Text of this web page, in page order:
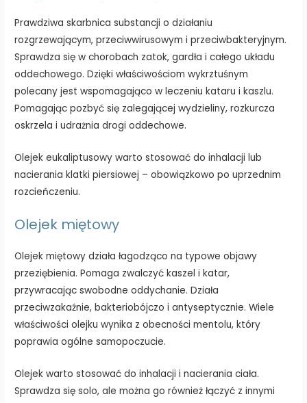
Prawdziwa skarbnica substancji o działaniu
rozgrzewającym, przeciwwirusowym i przeciwbakteryjnym.
Sprawdza się w chorobach zatok, gardła i całego układu
oddechowego. Dzięki właściwościom wykrztuśnym
polecany jest wspomagająco w leczeniu kataru i kaszlu.
Pomagając pozbyć się zalegającej wydzieliny, rozkurcza
oskrzela i udrażnia drogi oddechowe.
Olejek eukaliptusowy warto stosować do inhalacji lub
nacierania klatki piersiowej – obowiązkowo po uprzednim
rozcieńczeniu.
Olejek miętowy
Olejek miętowy działa łagodząco na typowe objawy
przeziębienia. Pomaga zwalczyć kaszel i katar,
przywracając swobodne oddychanie. Działa
przeciwzakaźnie, bakteriobójczo i antyseptycznie. Wiele
właściwości olejku wynika z obecności mentolu, który
poprawia ogólne samopoczucie.
Olejek warto stosować do inhalacji i nacierania ciała.
Sprawdza się solo, ale można go również łączyć z innymi